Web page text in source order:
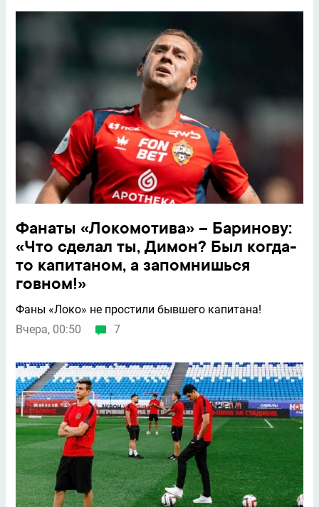
Фанаты «Локомотива» – Баринову:
«Что сделал ты, Димон? Был когда-
то капитаном, а запомнишься
говном!»
Фаны «Локо» не простили бывшего капитана!
Вчера, 00:50
7